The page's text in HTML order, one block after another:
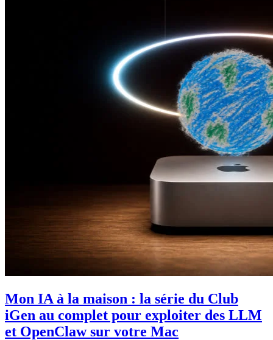
Mon IA à la maison : la série du Club
iGen au complet pour exploiter des LLM
et OpenClaw sur votre Mac